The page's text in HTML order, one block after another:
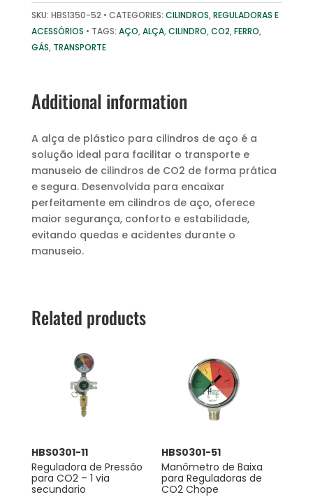
SKU: HBS1350-52 CATEGORIES: CILINDROS,REGULADORAS E
ACESSÓRIOS
TAGS: AÇO,ALÇA,CILINDRO,CO2,FERRO,
GÁS, TRANSPORTE
Additional information
A alça de plástico para cilindros de aço é a
solução ideal para facilitar o transporte e
manuseio de cilindros de CO2 de forma prática
e segura. Desenvolvida para encaixar
perfeitamente em cilindros de aço, oferece
maior segurança, conforto e estabilidade,
evitando quedas e acidentes durante o
manuseio.
Related products
HBS0301-11
Reguladora de Pressão
para CO2 – 1 via
secundario
HBS0301-51
Manômetro de Baixa
para Reguladoras de
CO2 Chope